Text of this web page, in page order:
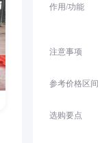
作用/功能
注意事项
参考价格区间
选购要点